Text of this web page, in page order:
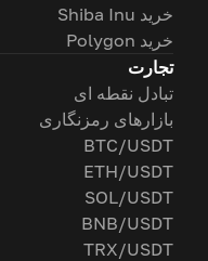
خرید Shiba Inu
خرید Polygon
تجارت
تبادل نقطه ای
بازارهای رمزنگاری
BTC/USDT
ETH/USDT
SOL/USDT
BNB/USDT
TRX/USDT